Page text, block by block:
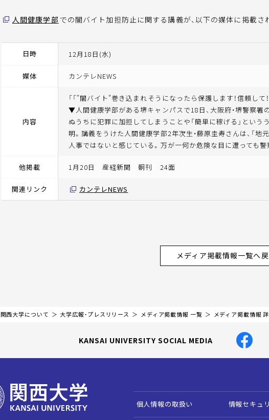
人間健康学部 での闇バイト加担防止に関する講義が、以下の媒体に掲載さ
日時 12月18日(水)
媒体 カンテレNEWS
内容
「「"闇バイト"巻き込まれそうになったら保護します！信頼し
▼人間健康学部がある堺キャンパスで18日、大阪府・堺警察
ぬうちに犯罪に加担してしまうことや「簡単に稼げる」とい
明。講義をうけた人間健康学部2年次生・藤原圭寿さんは、「
人事ではないと感じている。万が一何か危険な目に遭っても警
他掲載 1月20日 産経新聞 朝刊 24面
関連リンク カンテレNEWS
メディア掲載情報一覧へ
関西大学について 大学広報・プレスリリース メディア掲載情報 一覧 メディア掲載情報
KANSAI UNIVERSITY SOCIAL MEDIA
個人情報の取扱い 情報セキュ